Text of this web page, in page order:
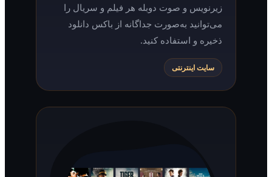
زیرنویس و صوت دوبله هر فیلم و سریال را
می‌توانید به‌صورت جداگانه از باکس دانلود
ذخیره و استفاده کنید.
سایت اینترنتی